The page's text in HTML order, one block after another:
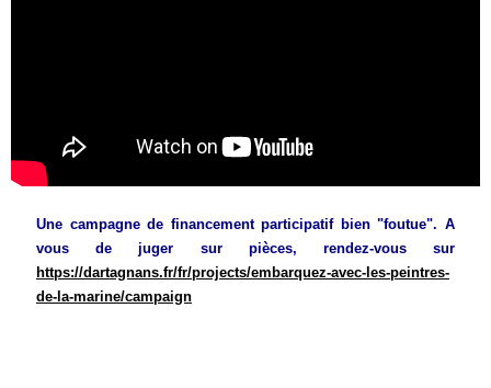
Une campagne de financement participatif bien "foutue". A
vous de juger sur pièces, rendez-vous sur
https://dartagnans.fr/fr/projects/embarquez-avec-les-peintres-
de-la-marine/campaign